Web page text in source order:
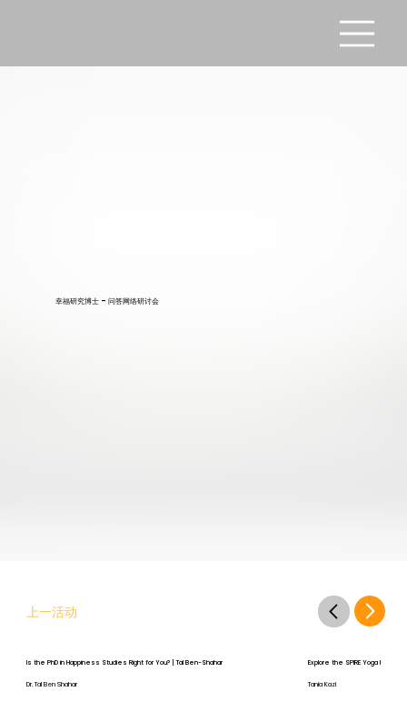
幸福研究博士 - 问答网络研讨会
上一活动
Is the PhD in Happiness Studies Right for You? | Tal Ben-Shahar
Dr. Tal Ben Shahar
Explore the SPIRE Yoga Program
Tania Kazi